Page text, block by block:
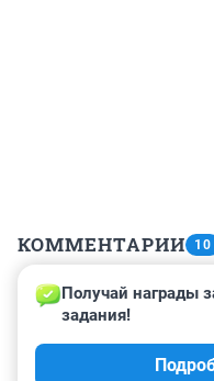
КОММЕНТАРИИ 10
Гость
6 апреля 2024, 10:56
Это самый
подключением вас
Получай награды
задания!